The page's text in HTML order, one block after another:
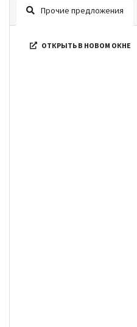
Прочие предложения
ОТКРЫТЬ В НОВОМ ОКНЕ